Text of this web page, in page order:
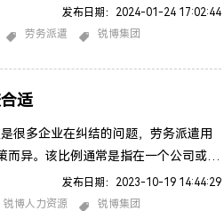
的因素：人力成本： 服务费的一部分
劳务派遣公司为招募、培训和管理这些
发布日期：2024-01-24 17:02:44
劳务派遣 锐博集团
适
很多企业在纠结的问题，劳务派遣用
而异。该比例通常是指在一个公司或行
雇佣工人的数量之间的比例。以下是一
的比例：法律法规：各个地区的法律法
发布日期：2023-10-19 14:44:29
锐博人力资源 锐博集团